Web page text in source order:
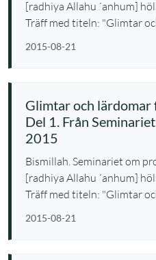
[radhiya Allahu ´anhum]
Träff med titeln: "Glimtar
2015-08-21
Glimtar och lärdomar
Del 1. Från
2015
Bismillah. Seminariet om
[radhiya Allahu ´anhum]
Träff med titeln: "Glimtar
2015-08-21